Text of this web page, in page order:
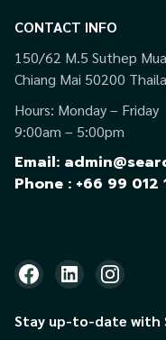
CONTACT INFO
150/62 M.5 Suthep
Chiang Mai 50200
Hours: Monday – Friday
9:00am – 5:00pm
Email:
Phone : +66 99 012
Stay up-to-date with